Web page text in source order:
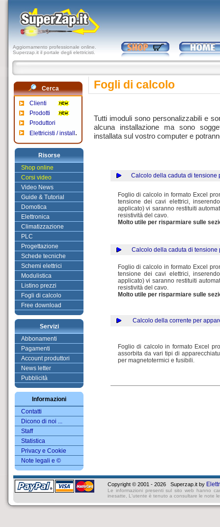
Aggiornamento professionale online.
Superzap.it il portale degli elettricisti.
Cerca
Clienti
Prodotti
Produttori
Elettricisti / install .
Risorse
Shop online
Corsi video
Video News
Guide & Tutorial
Domotica
Elettronica
Climatizzazione
PLC
Progettazione
Schede tecniche
Schemi elettrici
Modulistica
Listino prezzi
Fogli di calcolo
Free download
Servizi
Abbonamenti
Pagamenti
Account produttori
News letter
Pubblicità
Informazioni
Contatti
Dicono di noi ...
Staff
Statistica
Privacy e Cookie
Note legali e ©
Fogli di calcolo
Tutti imoduli sono personalizzabili e
alcuna installazione ma sono
installata sul vostro computer e
... Calcolo della caduta di tensione
Foglio di calcolo in formato Excel
tensione dei cavi elettrici,
applicato) vi saranno restituiti
resistività del cavo.
Molto utile per risparmiare sulle
.... Calcolo della caduta di tensione
Foglio di calcolo in formato Excel
tensione dei cavi elettrici,
applicato) vi saranno restituiti
resistività del cavo.
Molto utile per risparmiare sulle
.... Calcolo della corrente per
Foglio di calcolo in formato Excel
assorbita da vari tipi di
per magnetotermici e fusibili.
Copyright © 2001 - 2026 Superzap.it by
Le informazioni presenti sul sito web hanno
inesatte, L'utente è tenuto a consultare le note